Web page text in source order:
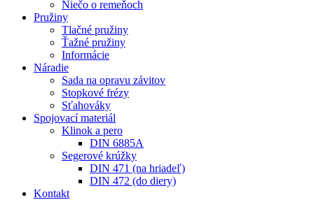
Niečo o remeňoch
Pružiny
Tlačné pružiny
Ťažné pružiny
Informácie
Náradie
Sada na opravu závitov
Stopkové frézy
Sťahováky
Spojovací materiál
Klinok a pero
DIN 6885A
Segerové krúžky
DIN 471 (na hriadeľ)
DIN 472 (do diery)
Kontakt